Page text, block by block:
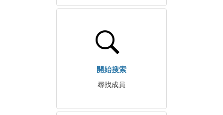
開始搜索
尋找成員